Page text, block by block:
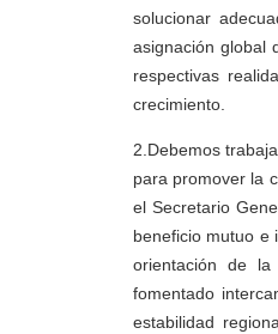
solucionar
asignación global
respectivas
crecimiento.
2.Debemos
para promover la
el Secretario
beneficio mutuo e
orientación de
fomentado
estabilidad